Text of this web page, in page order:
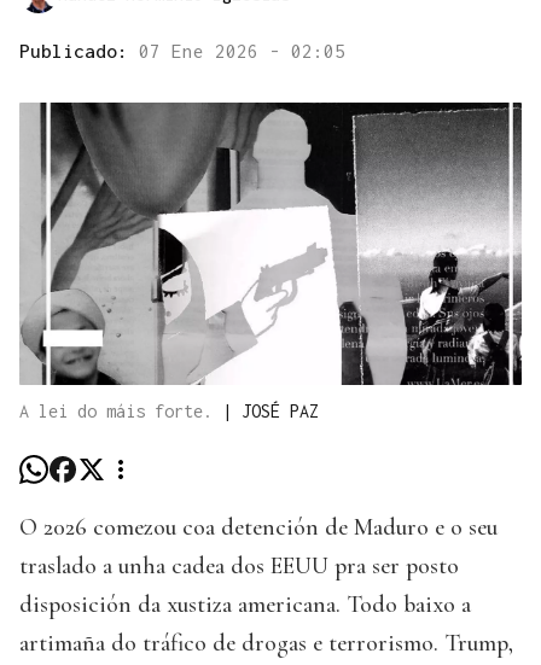
Publicado: 07 Ene 2026 - 02:05
A lei do máis forte. | JOSÉ PAZ
O 2026 comezou coa detención de Maduro e o seu
traslado a unha cadea dos EEUU pra ser posto
disposición da xustiza americana. Todo baixo a
artimaña do tráfico de drogas e terrorismo. Trump,